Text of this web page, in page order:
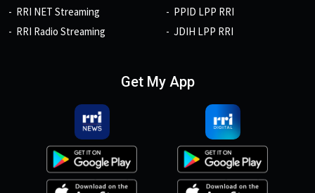
RRI NET Streaming
RRI Radio Streaming
PPID LPP RRI
JDIH LPP RRI
Get My App